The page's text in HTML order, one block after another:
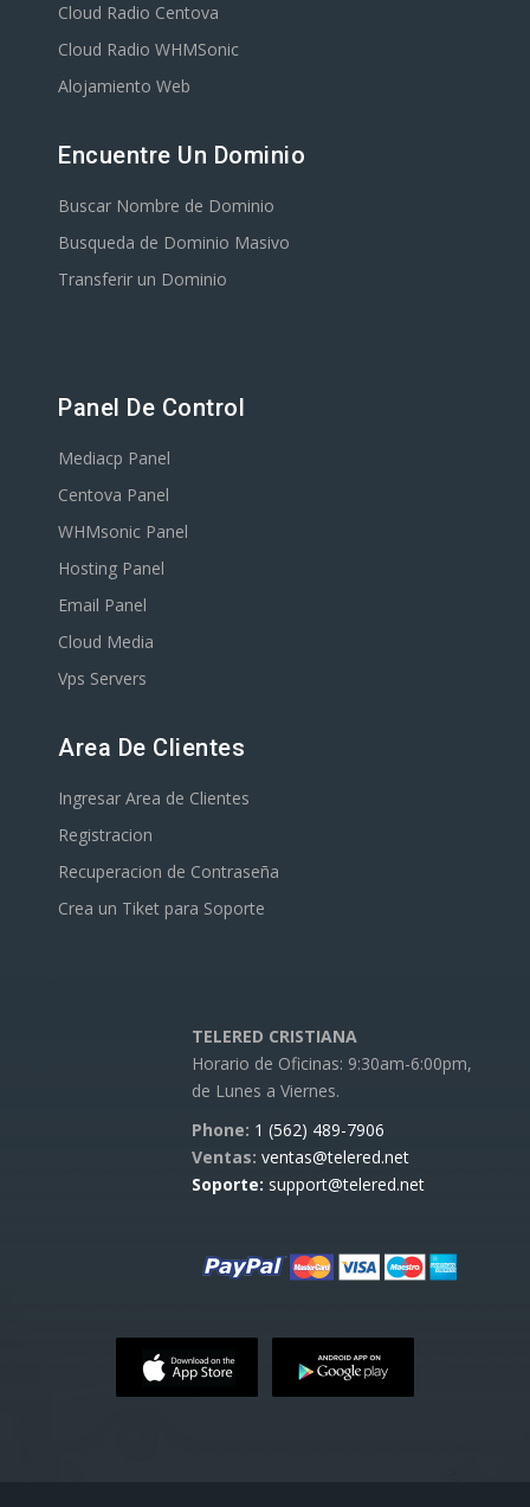
Cloud Radio Centova
Cloud Radio WHMSonic
Alojamiento Web
Encuentre Un Dominio
Buscar Nombre de Dominio
Busqueda de Dominio Masivo
Transferir un Dominio
Panel De Control
Mediacp Panel
Centova Panel
WHMsonic Panel
Hosting Panel
Email Panel
Cloud Media
Vps Servers
Area De Clientes
Ingresar Area de Clientes
Registracion
Recuperacion de Contraseña
Crea un Tiket para Soporte
TELERED CRISTIANA
Horario de Oficinas: 9:30am-6:00pm,
de Lunes a Viernes.
Phone: 1 (562) 489-7906
Ventas: ventas@telered.net
Soporte: support@telered.net